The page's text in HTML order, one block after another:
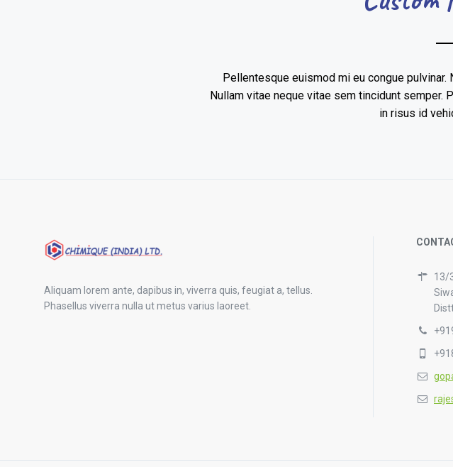
Pellentesque euismod mi eu congue pulvinar.
Nullam vitae neque vitae sem tincidunt semper.
in risus id
Aliquam lorem ante, dapibus in, viverra quis, feugiat a, tellus.
Phasellus viverra nulla ut metus varius laoreet.
13/